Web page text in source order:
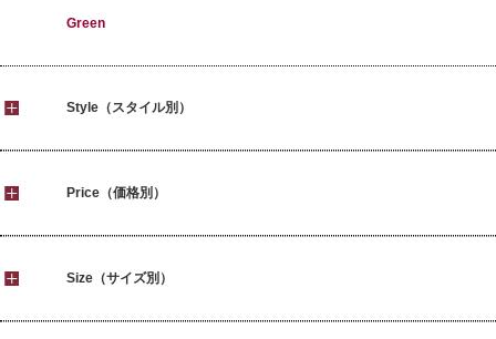
Green
Style（スタイル別）
Price（価格別）
Size（サイズ別）